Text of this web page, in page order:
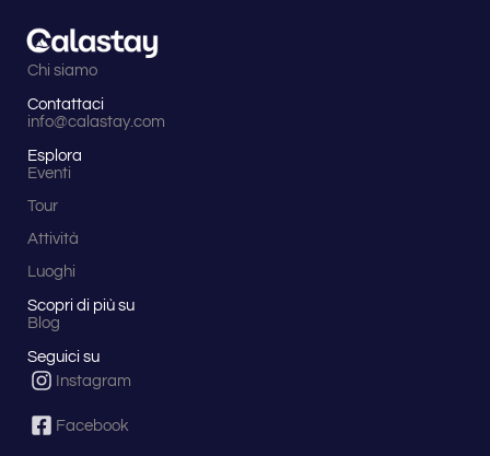
Chi siamo
Contattaci
info@calastay.com
Esplora
Eventi
Tour
Attività
Luoghi
Scopri di più su
Blog
Seguici su
Instagram
Facebook